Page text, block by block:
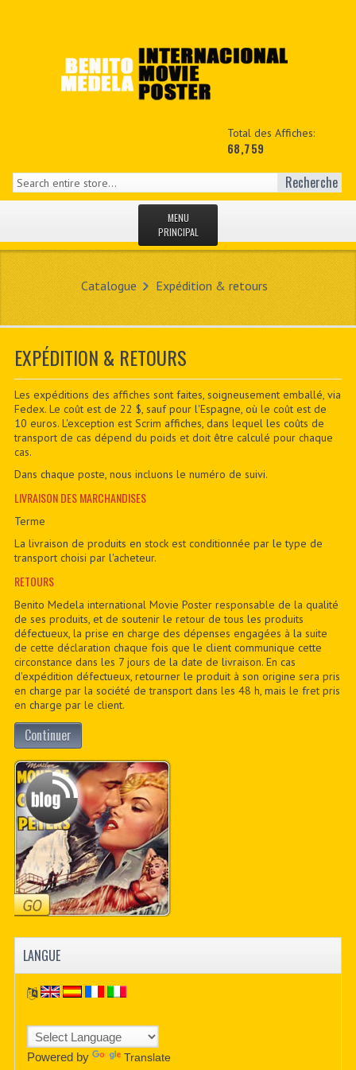
Total des Affiches:
68,759
Recherche
MENU
PRINCIPAL
NEWS
MON COPTE
CONTACTER
PDF BOOKS
CUSTOM PDF
Catalogue Expédition & retours
EXPÉDITION & RETOURS
Les expéditions des affiches sont faites, soigneusement emballé, via
Fedex. Le coût est de 22 $, sauf pour l'Espagne, où le coût est de
10 euros. L'exception est Scrim affiches, dans lequel les coûts de
transport de cas dépend du poids et doit être calculé pour chaque
cas.
Dans chaque poste, nous incluons le numéro de suivi.
LIVRAISON DES MARCHANDISES
Terme
La livraison de produits en stock est conditionnée par le type de
transport choisi par l'acheteur.
RETOURS
Benito Medela international Movie Poster responsable de la qualité
de ses produits, et de soutenir le retour de tous les produits
défectueux, la prise en charge des dépenses engagées à la suite
de cette déclaration chaque fois que le client communique cette
circonstance dans les 7 jours de la date de livraison. En cas
d'expédition défectueux, retourner le produit à son origine sera pris
en charge par la société de transport dans les 48 h, mais le fret pris
en charge par le client.
Continuer
LANGUE
Powered by Translate